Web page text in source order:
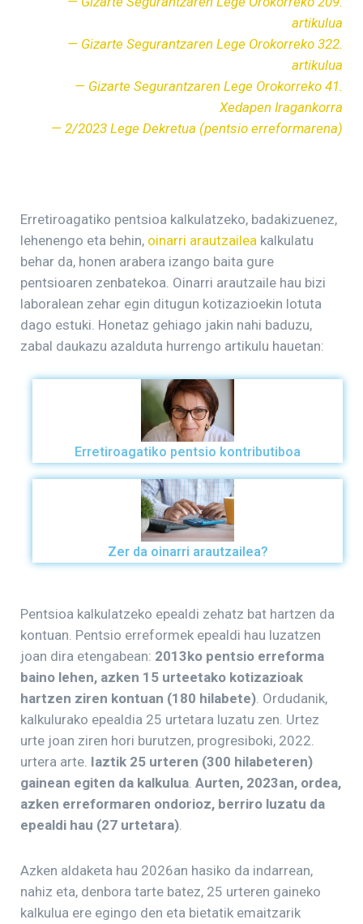
artikulua
— Gizarte Segurantzaren Lege Orokorreko 322.
artikulua
— Gizarte Segurantzaren Lege Orokorreko 41.
Xedapen Iragankorra
— 2/2023 Lege Dekretua (pentsio erreformarena)
Erretiroagatiko pentsioa kalkulatzeko, badakizuenez,
lehenengo eta behin, oinarri arautzailea kalkulatu
behar da, honen arabera izango baita gure
pentsioaren zenbatekoa. Oinarri arautzaile hau bizi
laboralean zehar egin ditugun kotizazioekin lotuta
dago estuki. Honetaz gehiago jakin nahi baduzu,
zabal daukazu azalduta hurrengo artikulu hauetan:
Erretiroagatiko pentsio kontributiboa
Zer da oinarri arautzailea?
Pentsioa kalkulatzeko epealdi zehatz bat hartzen da
kontuan. Pentsio erreformek epealdi hau luzatzen
joan dira etengabean: 2013ko pentsio erreforma
baino lehen, azken 15 urteetako kotizazioak
hartzen ziren kontuan (180 hilabete) . Ordudanik,
kalkulurako epealdia 25 urtetara luzatu zen. Urtez
urte joan ziren hori burutzen, progresiboki, 2022.
urtera arte. Iaztik 25 urteren (300 hilabeteren)
gainean egiten da kalkulua Aurten, 2023an, ordea,
azken erreformaren ondorioz, berriro luzatu da
epealdi hau (27 urtetara)
Azken aldaketa hau 2026an hasiko da indarrean,
nahiz eta, denbora tarte batez, 25 urteren gaineko
kalkulua ere egingo den eta bietatik emaitzarik